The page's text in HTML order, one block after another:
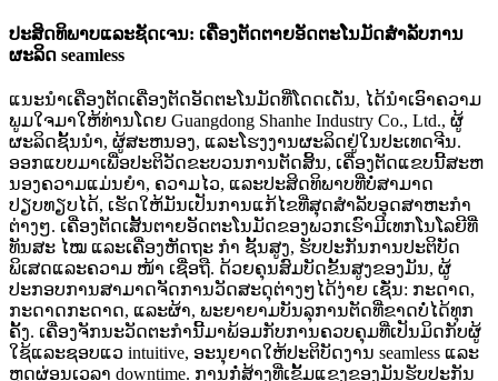
ປະສິດທິພາບແລະຊັດເຈນ: ເຄື່ອງຕັດຕາຍອັດຕະໂນມັດສໍາລັບການ
ຜະລິດ seamless
ແນະນໍາເຄື່ອງຕັດເຄື່ອງຕັດອັດຕະໂນມັດທີ່ໂດດເດັ່ນ, ໄດ້ນໍາເອົາຄວາມ
ພູມໃຈມາໃຫ້ທ່ານໂດຍ Guangdong Shanhe Industry Co., Ltd., ຜູ້
ຜະລິດຊັ້ນນໍາ, ຜູ້ສະຫນອງ, ແລະໂຮງງານຜະລິດຢູ່ໃນປະເທດຈີນ.
ອອກແບບມາເພື່ອປະຕິວັດຂະບວນການຕັດສິ້ນ, ເຄື່ອງຕັດແຂບນີ້ສະຫ
ນອງຄວາມແມ່ນຍໍາ, ຄວາມໄວ, ແລະປະສິດທິພາບທີ່ບໍ່ສາມາດ
ປຽບທຽບໄດ້, ເຮັດໃຫ້ມັນເປັນການແກ້ໄຂທີ່ສຸດສໍາລັບອຸດສາຫະກໍາ
ຕ່າງໆ. ເຄື່ອງຕັດເສັ້ນຕາຍອັດຕະໂນມັດຂອງພວກເຮົາມີເທກໂນໂລຍີທີ່
ທັນສະ ໄໝ ແລະເຄື່ອງຫັດຖະ ກຳ ຊັ້ນສູງ, ຮັບປະກັນການປະຕິບັດ
ພິເສດແລະຄວາມ ໜ້າ ເຊື່ອຖື. ດ້ວຍຄຸນສົມບັດຂັ້ນສູງຂອງມັນ, ຜູ້
ປະກອບການສາມາດຈັດການວັດສະດຸຕ່າງໆໄດ້ງ່າຍ ເຊັ່ນ: ກະດາດ,
ກະດາດກະດາດ, ແລະຜ້າ, ພະຍາຍາມບັນລຸການຕັດທີ່ຂາດບໍ່ໄດ້ທຸກ
ຄັ້ງ. ເຄື່ອງຈັກນະວັດຕະກໍານີ້ມາພ້ອມກັບການຄວບຄຸມທີ່ເປັນມິດກັບຜູ້
ໃຊ້ແລະຊອບແວ intuitive, ອະນຸຍາດໃຫ້ປະຕິບັດງານ seamless ແລະ
ຫຼຸດຜ່ອນເວລາ downtime. ການກໍ່ສ້າງທີ່ເຂັ້ມແຂງຂອງມັນຮັບປະກັນ